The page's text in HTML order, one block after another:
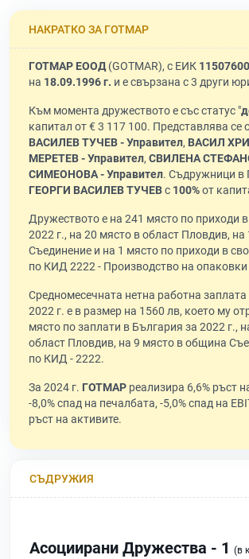
НАКРАТКО ЗА ГОТМАР
ГОТМАР ЕООД(GOTMAR), с ЕИК
на 18.09.1996 г. и е свързана с 3 други
Към момента дружеството е със статус "
капитал от € 3 117 100. Представлява се
ВАСИЛЕВ ТУЧЕВ - Управител, ВАСИЛ
МЕРЕТЕВ - Управител, СВИЛЕНА
СИМЕОНОВА - Управител. Съдружници в
ГЕОРГИ ВАСИЛЕВ ТУЧЕВс 100%от
Дружеството е на 241 място по приходи
2022 г., на 20 място в област Пловдив, на
Съединение и на 1 място по приходи в
по КИД 2222 - Производство на опаковки
Средномесечната нетна работна заплата
2022 г. е в размер на 1560 лв, което му
място по заплати в България за 2022 г.,
област Пловдив, на 9 място в община
по КИД - 2222.
За 2024 г. ГОТМАР реализира 6,6% ръст
-8,0% спад на печалбата, -5,0% спад на
ръст на активите.
СЪДРУЖИЯ
Асоциирани Дружества - 1 (в